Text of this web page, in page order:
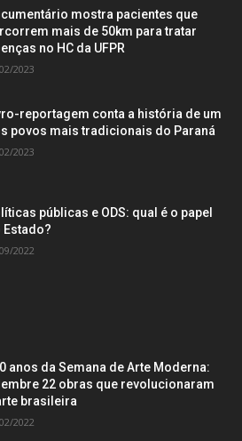
mostra pacientes que
mais de 50km para tratar
no HC da UFPR
2023
reportagem conta a história de um
povos mais tradicionais do Paraná
2023
públicas e ODS: qual é o papel
Estado?
2022
anos da Semana de Arte Moderna:
22 obras que revolucionaram
brasileira
2022